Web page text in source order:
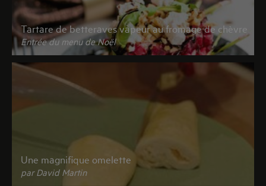
Tartare de betteraves vapeur au fromage de chèvre
Entrée du menu de Noël
Une magnifique omelette
par David Martin